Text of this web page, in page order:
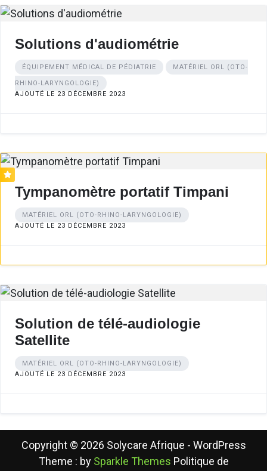
Solutions d'audiométrie
ÉQUIPEMENT MÉDICAL DE PÉDIATRIE MATÉRIEL ORL (OTO-
RHINO-LARYNGOLOGIE)
AJOUTÉ LE 23 DÉCEMBRE 2023
Tympanomètre portatif Timpani
MATÉRIEL ORL (OTO-RHINO-LARYNGOLOGIE)
AJOUTÉ LE 23 DÉCEMBRE 2023
Solution de télé-audiologie
Satellite
MATÉRIEL ORL (OTO-RHINO-LARYNGOLOGIE)
AJOUTÉ LE 23 DÉCEMBRE 2023
Copyright © 2026 Solycare Afrique - WordPress
Theme : by Sparkle Themes Politique de